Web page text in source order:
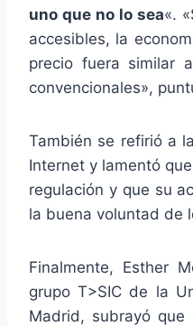
uno que no lo sea«.
accesibles, la
precio fuera similar
convencionales»,
También se refirió a
Internet y lamentó
regulación y que su
la buena voluntad de
Finalmente, Esther
grupo T>SIC de la
Madrid, subrayó que